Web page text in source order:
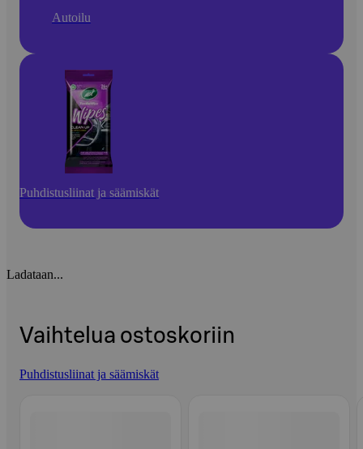
Autoilu
Puhdistusliinat ja säämiskät
Ladataan...
Vaihtelua ostoskoriin
Puhdistusliinat ja säämiskät